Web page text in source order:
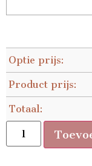
Optie prijs:
Product prijs:
Totaal: